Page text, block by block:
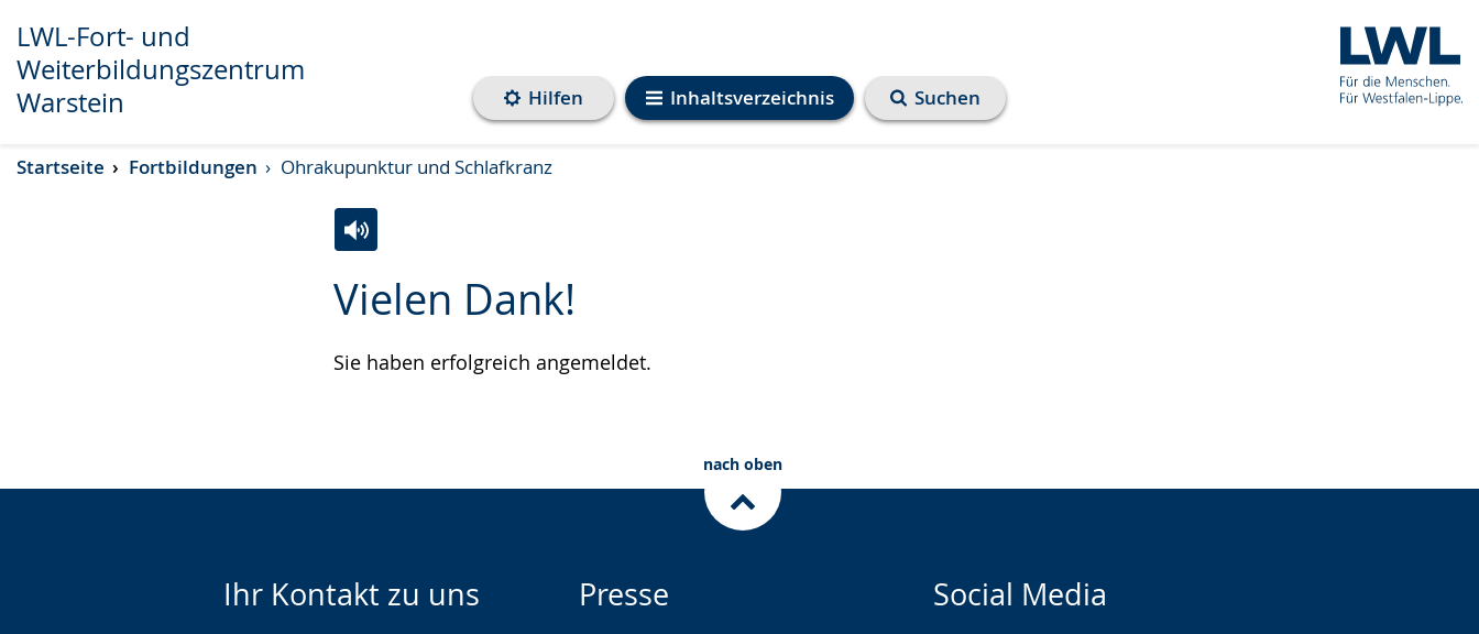
Transkript anzeigen
Abspielen
Pausieren
LWL-Fort- und
Weiterbildungszentrum
Warstein
Inhaltsverzeichnis
Hilfen Suchen
Startseite Fortbildungen Ohrakupunktur und Schlafkranz
Vielen Dank!
Sie haben erfolgreich angemeldet.
Leichten
wechseln.
Audio-
Video
Deutscher
nach oben
Ihr Kontakt zu uns Presse Social Media